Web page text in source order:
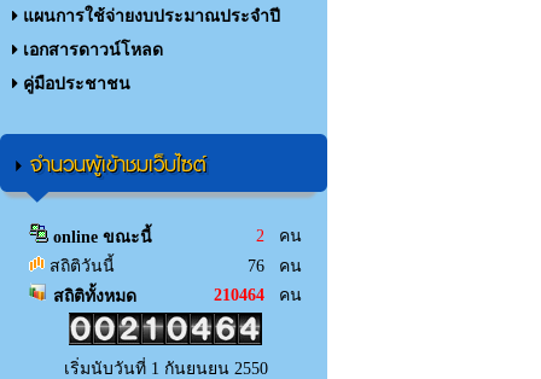
แผนการใช้จ่ายงบประมาณประจำปี
เอกสารดาวน์โหลด
คู่มือประชาชน
จำนวนผู้เข้าชมเว็บไซต์
online ขณะนี้ 2 คน
สถิติวันนี้
76 คน
สถิติทั้งหมด
210464 คน
เริ่มนับวันที่ 1 กันยนยน 2550